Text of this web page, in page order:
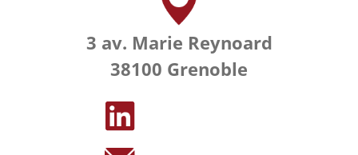
3 av. Marie Reynoard
38100 Grenoble